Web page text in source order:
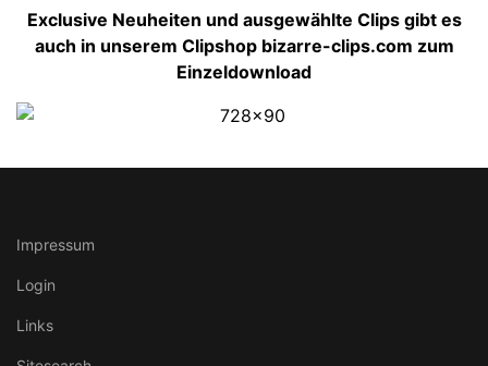
Exclusive Neuheiten und ausgewählte Clips gibt es
auch in unserem Clipshop bizarre-clips.com zum
Einzeldownload
Impressum
Login
Links